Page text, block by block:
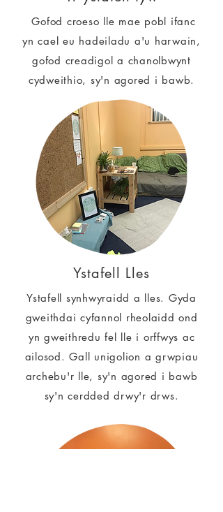
Gofod croeso lle mae pobl ifanc
yn cael eu hadeiladu a'u harwain,
gofod creadigol a chanolbwynt
cydweithio, sy'n agored i bawb.
Ystafell Lles
Ystafell synhwyraidd a lles. Gyda
gweithdai cyfannol rheolaidd ond
yn gweithredu fel lle i orffwys ac
ailosod. Gall unigolion a grwpiau
archebu'r lle, sy'n agored i bawb
sy'n cerdded drwy'r drws.